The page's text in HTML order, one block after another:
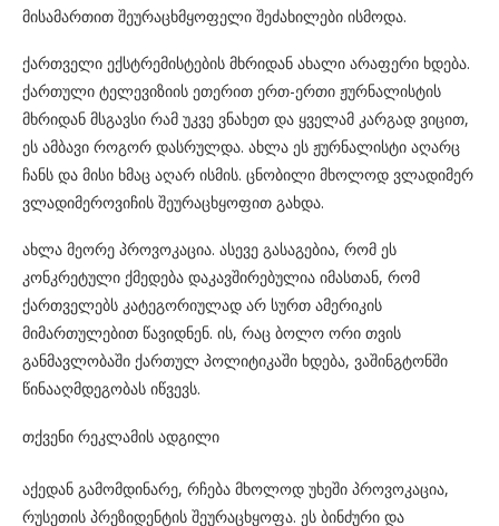
მისამართით შეურაცხმყოფელი შეძახილები ისმოდა.
ქართველი ექსტრემისტების მხრიდან ახალი არაფერი ხდება.
ქართული ტელევიზიის ეთერით ერთ-ერთი ჟურნალისტის
მხრიდან მსგავსი რამ უკვე ვნახეთ და ყველამ კარგად ვიცით,
ეს ამბავი როგორ დასრულდა. ახლა ეს ჟურნალისტი აღარც
ჩანს და მისი ხმაც აღარ ისმის. ცნობილი მხოლოდ ვლადიმერ
ვლადიმეროვიჩის შეურაცხყოფით გახდა.
ახლა მეორე პროვოკაცია. ასევე გასაგებია, რომ ეს
კონკრეტული ქმედება დაკავშირებულია იმასთან, რომ
ქართველებს კატეგორიულად არ სურთ ამერიკის
მიმართულებით წავიდნენ. ის, რაც ბოლო ორი თვის
განმავლობაში ქართულ პოლიტიკაში ხდება, ვაშინგტონში
წინააღმდეგობას იწვევს.
თქვენი რეკლამის ადგილი
აქედან გამომდინარე, რჩება მხოლოდ უხეში პროვოკაცია,
რუსეთის პრეზიდენტის შეურაცხყოფა. ეს ბინძური და